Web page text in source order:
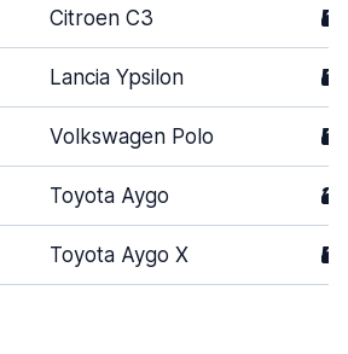
Citroen C3 5
Lancia Ypsilon 5
Volkswagen Polo 5
Toyota Aygo 3
Toyota Aygo X 5